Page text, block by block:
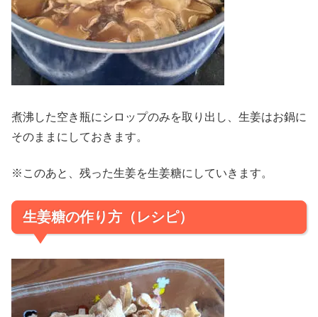
煮沸した空き瓶にシロップのみを取り出し、生姜はお鍋に
そのままにしておきます。
※このあと、残った生姜を生姜糖にしていきます。
生姜糖の作り方（レシピ）